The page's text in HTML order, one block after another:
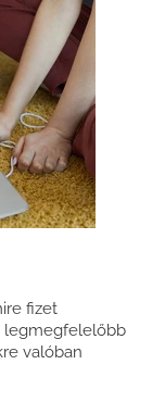
fizet
legmegfelelőbb
valóban